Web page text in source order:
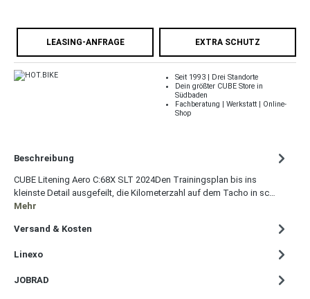
LEASING-ANFRAGE EXTRA SCHUTZ
Seit 1993 | Drei Standorte
Dein größter CUBE Store in
Südbaden
Fachberatung | Werkstatt | Online-
Shop
Beschreibung
CUBE Litening Aero C:68X SLT 2024Den Trainingsplan bis ins
kleinste Detail ausgefeilt, die Kilometerzahl auf dem Tacho in sc…
Mehr
Versand & Kosten
Linexo
JOBRAD